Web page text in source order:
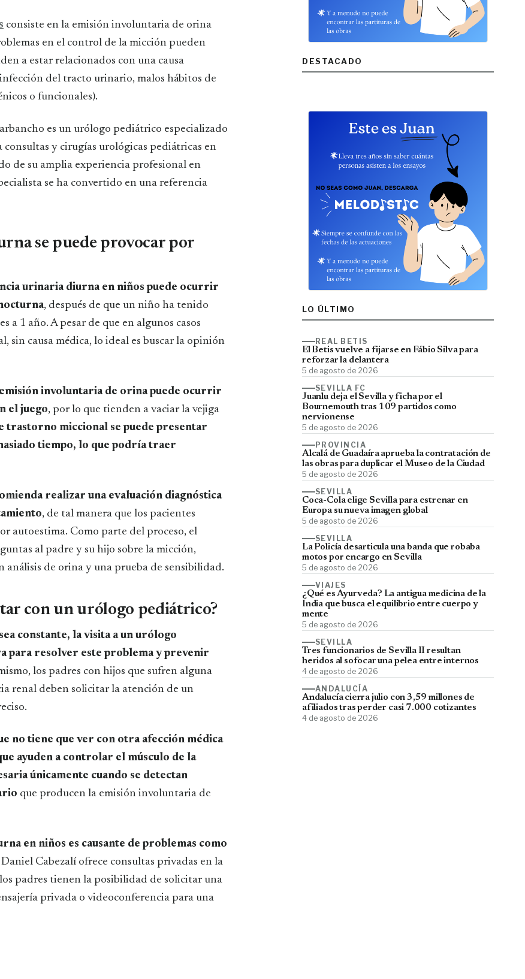
consiste en la emisión involuntaria de orina
en el control de la micción pueden
a estar relacionados con una causa
del tracto urinario, malos hábitos de
o funcionales).
es un urólogo pediátrico especializado
y cirugías urológicas pediátricas en
de su amplia experiencia profesional en
se ha convertido en una referencia
se puede provocar por
urinaria diurna en niños puede ocurrir
, después de que un niño ha tenido
a 1 año. A pesar de que en algunos casos
sin causa médica, lo ideal es buscar la opinión
emisión involuntaria de orina puede ocurrir
el juego, por lo que tienden a vaciar la vejiga
trastorno miccional se puede presentar
tiempo, lo que podría traer
realizar una evaluación diagnóstica
, de tal manera que los pacientes
autoestima. Como parte del proceso, el
al padre y su hijo sobre la micción,
análisis de orina y una prueba de sensibilidad.
con un urólogo pediátrico?
constante, la visita a un urólogo
para resolver este problema y prevenir
los padres con hijos que sufren alguna
renal deben solicitar la atención de un
no tiene que ver con otra afección médica
ayuden a controlar el músculo de la
únicamente cuando se detectan
que producen la emisión involuntaria de
en niños es causante de problemas como
Daniel Cabezalí ofrece consultas privadas en la
padres tienen la posibilidad de solicitar una
privada o videoconferencia para una
DESTACADO
LO ÚLTIMO
REAL BETIS
El Betis vuelve a fijarse en Fábio Silva para
reforzar la delantera
5 de agosto de 2026
SEVILLA FC
Juanlu deja el Sevilla y ficha por el
Bournemouth tras 109 partidos como
nervionense
5 de agosto de 2026
PROVINCIA
Alcalá de Guadaíra aprueba la contratación de
las obras para duplicar el Museo de la Ciudad
5 de agosto de 2026
SEVILLA
Coca-Cola elige Sevilla para estrenar en
Europa su nueva imagen global
5 de agosto de 2026
SEVILLA
La Policía desarticula una banda que robaba
motos por encargo en Sevilla
5 de agosto de 2026
VIAJES
¿Qué es Ayurveda? La antigua medicina de la
India que busca el equilibrio entre cuerpo y
mente
5 de agosto de 2026
SEVILLA
Tres funcionarios de Sevilla II resultan
heridos al sofocar una pelea entre internos
4 de agosto de 2026
ANDALUCÍA
Andalucía cierra julio con 3,59 millones de
afiliados tras perder casi 7.000 cotizantes
4 de agosto de 2026